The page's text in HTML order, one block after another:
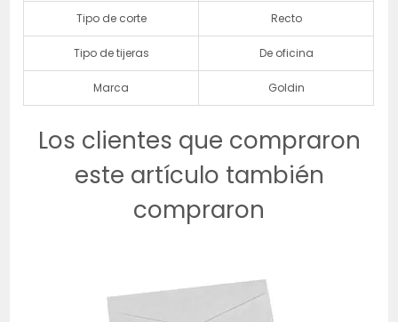
Tipo de corte Recto
Tipo de tijeras De oficina
Marca Goldin
Los clientes que compraron
este artículo también
compraron